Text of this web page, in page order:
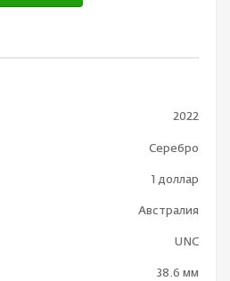
2022
Серебро
1 доллар
Австралия
UNC
38.6 мм